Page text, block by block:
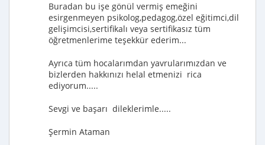
Buradan bu işe gönül vermiş emeğini
esirgenmeyen psikolog,pedagog,özel eğitimci,dil
gelişimcisi,sertifikalı veya sertifikasız tüm
öğretmenlerime teşekkür ederim...
Ayrıca tüm hocalarımdan yavrularımızdan ve
bizlerden hakkınızı helal etmenizi rica
ediyorum.....
Sevgi ve başarı dileklerimle.....
Şermin Ataman